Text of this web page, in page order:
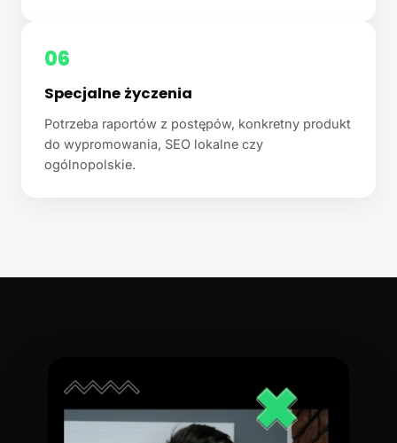
06
Specjalne życzenia
Potrzeba raportów z postępów, konkretny produkt
do wypromowania, SEO lokalne czy
ogólnopolskie.